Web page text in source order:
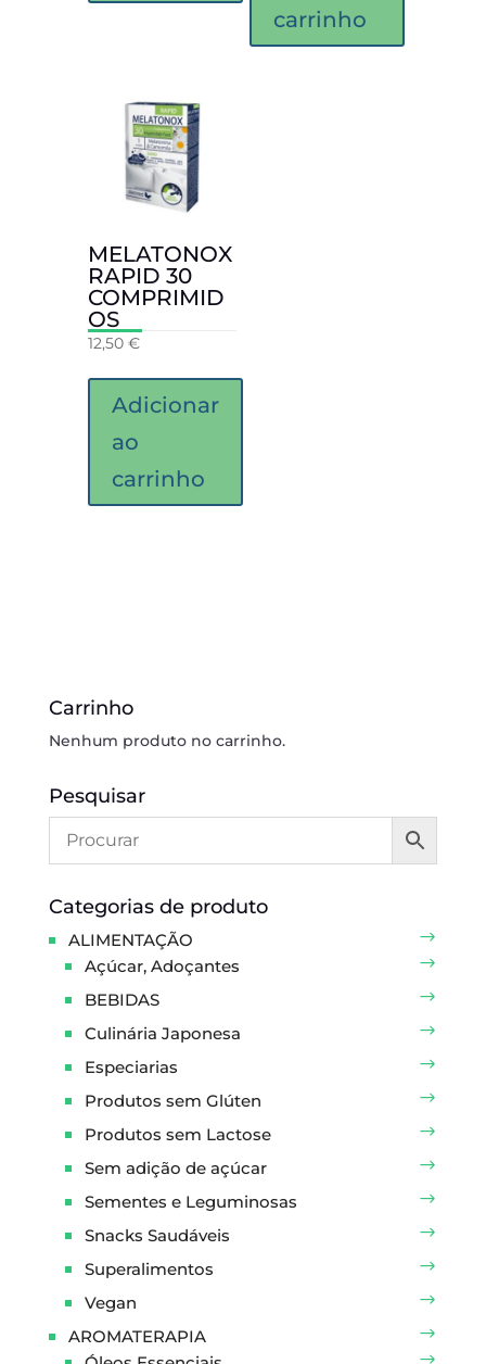
carrinho
MELATONOX
RAPID 30
COMPRIMID
OS
12,50 €
Adicionar
ao
carrinho
Carrinho
Nenhum produto no carrinho.
Pesquisar
Categorias de produto
ALIMENTAÇÃO
Açúcar, Adoçantes
BEBIDAS
Culinária Japonesa
Especiarias
Produtos sem Glúten
Produtos sem Lactose
Sem adição de açúcar
Sementes e Leguminosas
Snacks Saudáveis
Superalimentos
Vegan
AROMATERAPIA